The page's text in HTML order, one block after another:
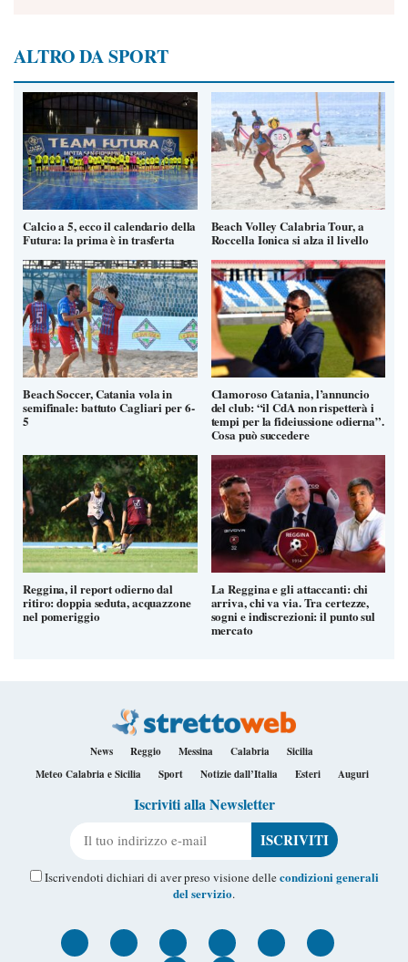
ALTRO DA SPORT
Calcio a 5, ecco il calendario della
Futura: la prima è in trasferta
Beach Volley Calabria Tour, a
Roccella Ionica si alza il livello
Beach Soccer, Catania vola in
semifinale: battuto Cagliari per 6-
5
Clamoroso Catania, l’annuncio
del club: “il CdA non rispetterà i
tempi per la fideiussione odierna”.
Cosa può succedere
Reggina, il report odierno dal
ritiro: doppia seduta, acquazzone
nel pomeriggio
La Reggina e gli attaccanti: chi
arriva, chi va via. Tra certezze,
sogni e indiscrezioni: il punto sul
mercato
News Reggio Messina Calabria
Sicilia
Meteo Calabria e Sicilia
Sport Notizie dall’Italia Esteri Auguri
Iscriviti alla Newsletter
Iscrivendoti dichiari di aver preso visione dellecondizioni generali
del servizio.